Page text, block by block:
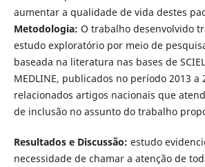
aumentar a qualidade de vida destes
Metodologia: O trabalho desenvolvido
estudo exploratório por meio de
baseada na literatura nas bases de
MEDLINE, publicados no período 2013 a
relacionados artigos nacionais que
de inclusão no assunto do trabalho
Resultados e Discussão: estudo
necessidade de chamar a atenção de